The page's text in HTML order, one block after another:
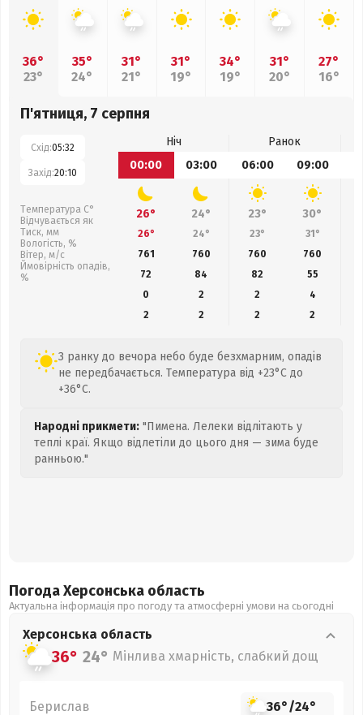
36°
23°
35°
24°
31°
21°
31°
19°
34°
19°
31°
20°
27°
16°
П'ятниця, 7 серпня
Схід:05:32
Захід:20:10
Температура С°
Відчувається як
Тиск, мм
Вологість, %
Вітер, м/с
Ймовірність опадів,
%
Ніч
Ранок
00:00
03:00 06:00 09:00
26° 24° 23° 30°
26° 24° 23° 31°
761
760 760 760
72
84 82
55
0
2 2
4
2
2 2 2
З ранку до вечора небо буде безхмарним, опадів
не передбачається. Температура від +23°C до
+36°C.
Народні прикмети: "Пимена. Лелеки відлітають у
теплі краї. Якщо відлетіли до цього дня — зима буде
ранньою."
Погода Херсонська область
Актуальна інформація про погоду та атмосферні умови на сьогодні
Херсонська область
36° 24° Мінлива хмарність, слабкий дощ
Берислав 36°/24°